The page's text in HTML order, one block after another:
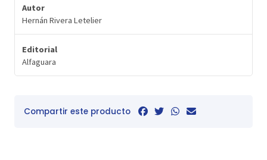
Autor
Hernán Rivera Letelier
Editorial
Alfaguara
Compartir este producto